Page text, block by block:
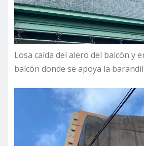
Losa caída del alero del balcón y
balcón donde se apoya la